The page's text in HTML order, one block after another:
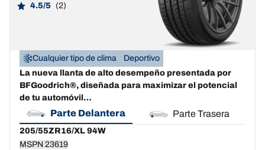
4.5/5 (2)
Cualquier tipo de clima
Deportivo
La nueva llanta de alto desempeño presentada por
BFGoodrich®, diseñada para maximizar el potencial
de tu automóvil…
Parte Delantera Parte Trasera
205/55ZR16/XL 94W
MSPN 23619